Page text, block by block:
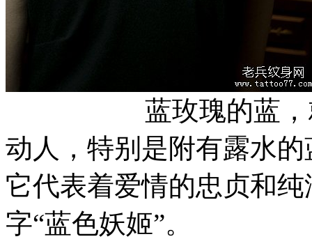
蓝玫瑰的蓝，就像
动人，特别是附有露水
它代表着爱情的忠贞和
字“蓝